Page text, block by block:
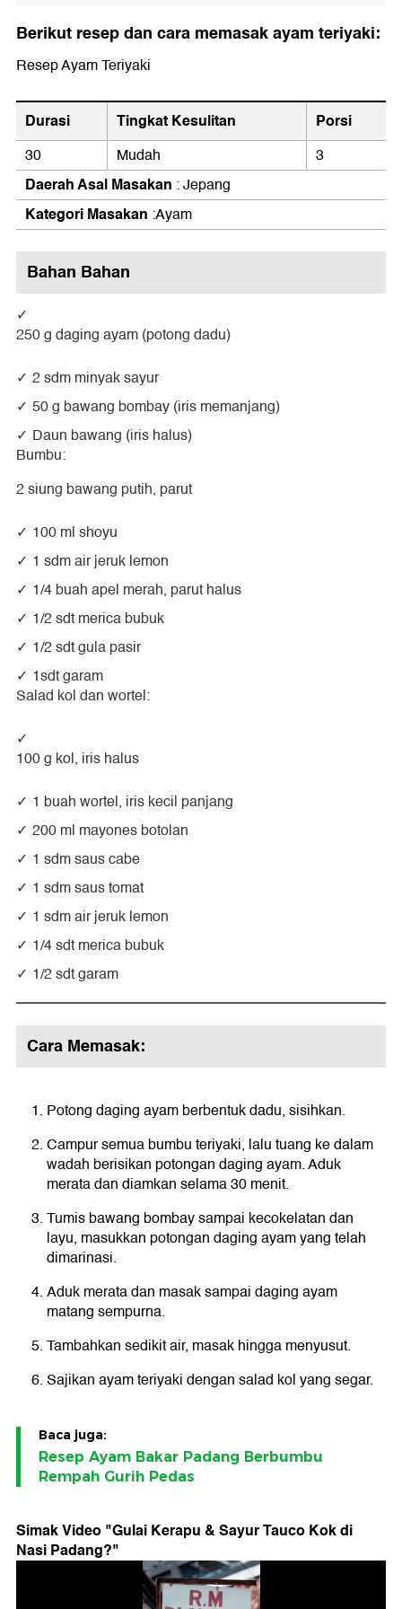
Berikut resep dan cara memasak ayam teriyaki:
Resep Ayam Teriyaki
Durasi Tingkat Kesulitan Porsi
30 Mudah 3
Daerah Asal Masakan : Jepang
Kategori Masakan :Ayam
Bahan Bahan
250 g daging ayam (potong dadu)
2 sdm minyak sayur
50 g bawang bombay (iris memanjang)
Daun bawang (iris halus)
Bumbu:
2 siung bawang putih, parut
100 ml shoyu
1 sdm air jeruk lemon
1/4 buah apel merah, parut halus
1/2 sdt merica bubuk
1/2 sdt gula pasir
1sdt garam
Salad kol dan wortel:
100 g kol, iris halus
1 buah wortel, iris kecil panjang
200 ml mayones botolan
1 sdm saus cabe
1 sdm saus tomat
1 sdm air jeruk lemon
1/4 sdt merica bubuk
1/2 sdt garam
Cara Memasak:
Potong daging ayam berbentuk dadu, sisihkan.
Campur semua bumbu teriyaki, lalu tuang ke dalam
wadah berisikan potongan daging ayam. Aduk
merata dan diamkan selama 30 menit.
Tumis bawang bombay sampai kecokelatan dan
layu, masukkan potongan daging ayam yang telah
dimarinasi.
Aduk merata dan masak sampai daging ayam
matang sempurna.
Tambahkan sedikit air, masak hingga menyusut.
Sajikan ayam teriyaki dengan salad kol yang segar.
Baca juga:
Resep Ayam Bakar Padang Berbumbu
Rempah Gurih Pedas
Simak Video "Gulai Kerapu & Sayur Tauco Kok di
Nasi Padang?"